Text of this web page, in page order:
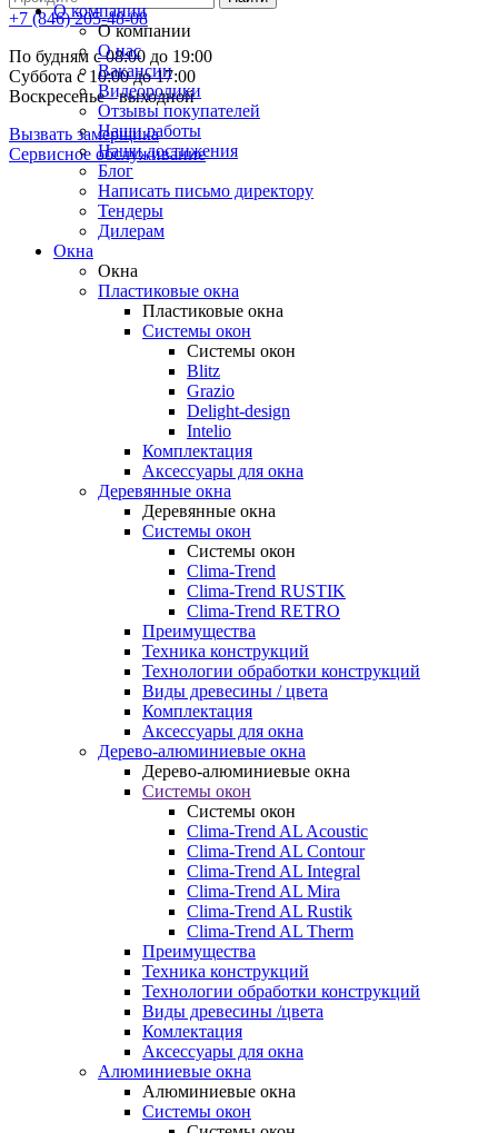
+7 (846) 205-48-08
По будням с 08:00 до 19:00
Суббота с 10:00 до 17:00
Воскресенье - выходной
Вызвать замерщика
Сервисное обслуживание
О компании
О компании
О нас
Вакансии
Видеоролики
Отзывы покупателей
Наши работы
Наши достижения
Блог
Написать письмо директору
Тендеры
Дилерам
Окна
Окна
Пластиковые окна
Пластиковые окна
Системы окон
Системы окон
Blitz
Grazio
Delight-design
Intelio
Комплектация
Аксессуары для окна
Деревянные окна
Деревянные окна
Системы окон
Системы окон
Clima-Trend
Clima-Trend RUSTIK
Clima-Trend RETRO
Преимущества
Техника конструкций
Технологии обработки конструкций
Виды древесины / цвета
Комплектация
Аксессуары для окна
Дерево-алюминиевые окна
Дерево-алюминиевые окна
Системы окон
Системы окон
Clima-Trend AL Acoustic
Clima-Trend AL Contour
Clima-Trend AL Integral
Clima-Trend AL Mira
Clima-Trend AL Rustik
Clima-Trend AL Therm
Преимущества
Техника конструкций
Технологии обработки конструкций
Виды древесины /цвета
Комлектация
Аксессуары для окна
Алюминиевые окна
Алюминиевые окна
Системы окон